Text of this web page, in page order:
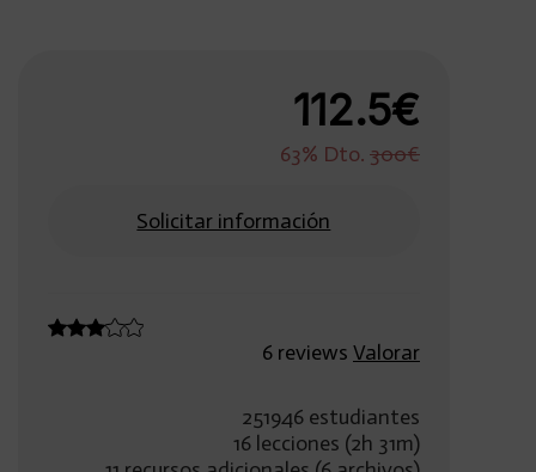
112.5€
63% Dto. 300€
Solicitar información
6 reviews Valorar
251946 estudiantes
16 lecciones (2h 31m)